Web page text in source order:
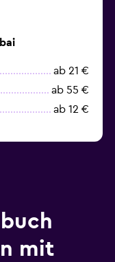
ab 21 €
ab 55 €
ab 12 €
mit